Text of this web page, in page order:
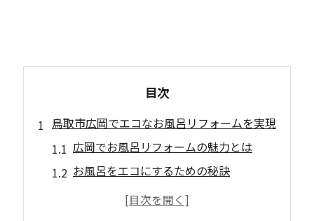
目次
鳥取市広岡でエコなお風呂リフォームを実現
広岡でお風呂リフォームの魅力とは
お風呂をエコにするための秘訣
環境に優しいリフォームの具体例